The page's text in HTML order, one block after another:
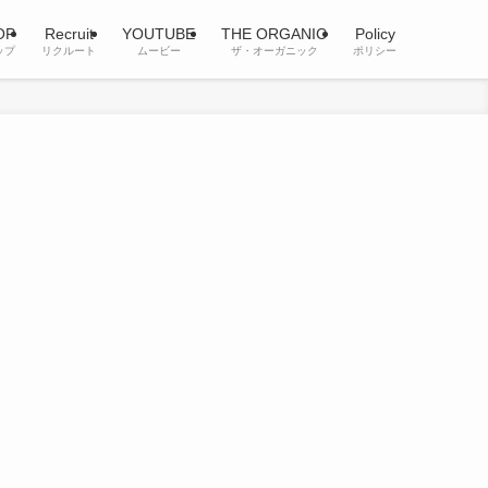
プ
Recruit
リクルート
YOUTUBE
ムービー
THE ORGANIC
ザ・オーガニック
Policy
ポリシー